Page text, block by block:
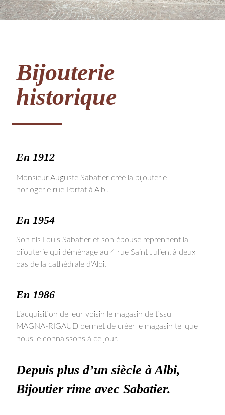
Bijouterie
historique
En 1912
Monsieur Auguste Sabatier créé la bijouterie-
horlogerie rue Portat à Albi.
En 1954
Son fils Louis Sabatier et son épouse reprennent la
bijouterie qui déménage au 4 rue Saint Julien, à deux
pas de la cathédrale d’Albi.
En 1986
L’acquisition de leur voisin le magasin de tissu
MAGNA-RIGAUD permet de créer le magasin tel que
nous le connaissons à ce jour.
Depuis plus d’un siècle à Albi,
Bijoutier rime avec Sabatier.